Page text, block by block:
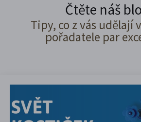
Čtěte náš
Tipy, co z vás udělají
pořadatele par